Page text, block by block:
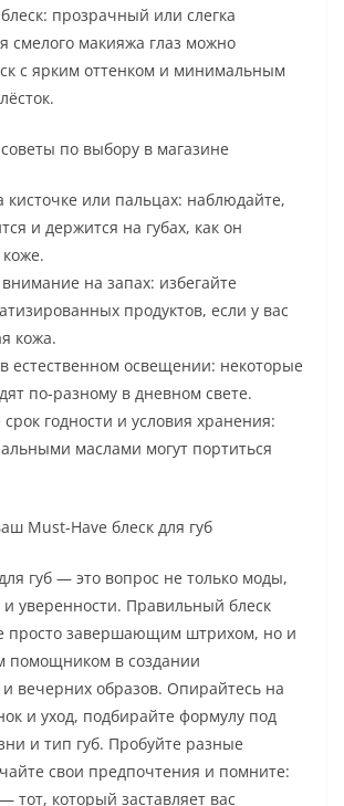
прозрачный или слегка
смелого макияжа глаз можно
с ярким оттенком и минимальным
по выбору в магазине
или пальцах: наблюдайте,
и держится на губах, как он
на запах: избегайте
продуктов, если у вас
кожа.
естественном освещении: некоторые
по-разному в дневном свете.
годности и условия хранения:
маслами могут портиться
Must-Have блеск для губ
губ — это вопрос не только моды,
уверенности. Правильный блеск
просто завершающим штрихом, но и
в создании
вечерних образов. Опирайтесь на
и уход, подбирайте формулу под
и тип губ. Пробуйте разные
свои предпочтения и помните:
тот, который заставляет вас